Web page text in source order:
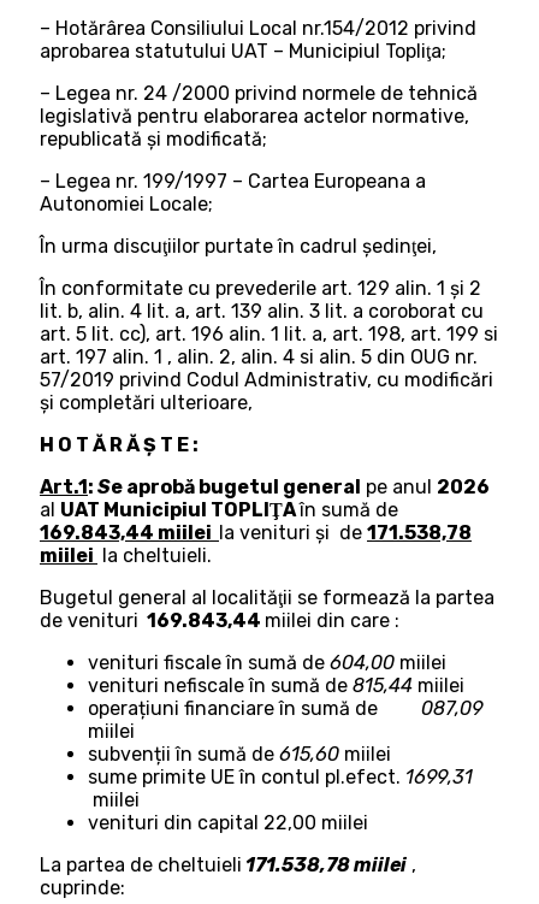
– Hotărârea Consiliului Local nr.154/2012 privind
aprobarea statutului UAT – Municipiul Topliţa;
– Legea nr. 24 /2000 privind normele de tehnică
legislativă pentru elaborarea actelor normative,
republicată și modificată;
– Legea nr. 199/1997 – Cartea Europeana a
Autonomiei Locale;
În urma discuţiilor purtate în cadrul şedinţei,
În conformitate cu prevederile art. 129 alin. 1 şi 2
lit. b, alin. 4 lit. a, art. 139 alin. 3 lit. a coroborat cu
art. 5 lit. cc), art. 196 alin. 1 lit. a, art. 198, art. 199 si
art. 197 alin. 1 , alin. 2, alin. 4 si alin. 5 din OUG nr.
57/2019 privind Codul Administrativ, cu modificări
și completări ulterioare,
H O T Ă R Ă Ş T E :
Art.1 : Se aprobă bugetul general pe anul 2026
al UAT Municipiul TOPLIŢAîn sumă de
169.843,44 miilei
la venituri şi de 171.538,78
miilei
la cheltuieli.
Bugetul general al localităţii se formează la partea
de venituri 169.843,44 miilei din care :
venituri fiscale în sumă de 604,00 miilei
venituri nefiscale în sumă de 815,44 miilei
operațiuni financiare în sumă de
087,09
miilei
subvenții în sumă de 615,60 miilei
sume primite UE în contul pl.efect. 1699,31
miilei
venituri din capital 22,00 miilei
La partea de cheltuieli 171.538,78 miilei ,
cuprinde: